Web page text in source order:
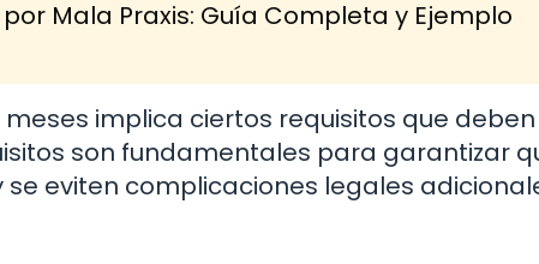
Mala Praxis: Guía Completa y Ejemplo
implica ciertos requisitos que
son fundamentales para garantizar
eviten complicaciones legales